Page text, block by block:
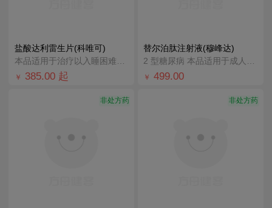
盐酸达利雷生片(科唯可)
￥ 385.00 起
替尔泊肽注射液(穆峰达)
￥ 499.00
非处方药 非处方药